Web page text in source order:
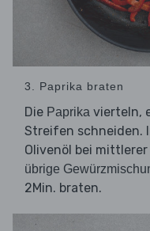
3. Paprika braten
Die Paprika vierteln,
Streifen schneiden.
Olivenöl bei
übrige
2Min. braten.